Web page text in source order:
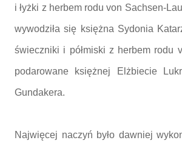
i łyżki z herbem rodu von Sachsen-
wywodziła się księżna Sydonia
świeczniki i półmiski z herbem rodu
podarowane księżnej Elżbiecie
Gundakera.
Najwięcej naczyń było dawniej